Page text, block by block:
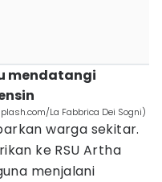
mendatangi
La Fabbrica Dei Sogni)
warga sekitar.
ke RSU Artha
menjalani